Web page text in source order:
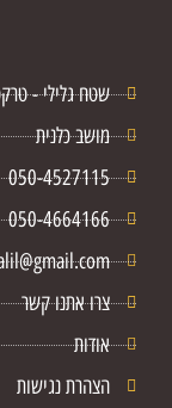
שטח גלילי -
מושב כלנית
050-4527115
050-4664166
צרו אתנו קשר
אודות
הצהרת נגישות